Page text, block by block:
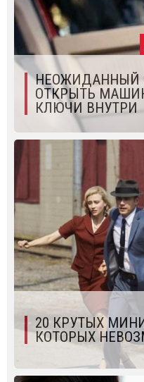
НЕОЖИДАННЫЙ
ОТКРЫТЬ
КЛЮЧИ ВНУТРИ
20 КРУТЫХ
КОТОРЫХ